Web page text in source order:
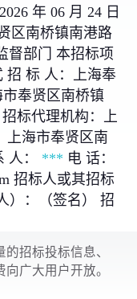
年 06 月 24 日
区南桥镇南港路
督部门 本招标项
招 标 人：上海奉
奉贤区南桥镇
标代理机构：上
上海市奉贤区南
人： *** 电 话：
招标人或其招标
）：（签名） 招
招标投标信息、
广大用户开放。